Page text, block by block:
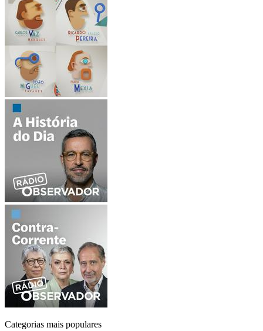
Categorias mais populares